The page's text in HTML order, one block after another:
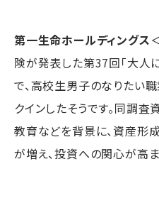
第一生命ホールディングス
険が発表した第37回「大人
で、高校生男子のなりたい
クインしたそうです。同調
教育などを背景に、資産形
が増え、投資への関心が高ま